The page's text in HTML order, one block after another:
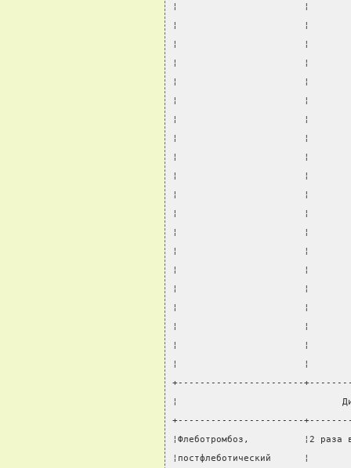
¦                       ¦
¦                       ¦
¦                       ¦
¦                       ¦
¦                       ¦
¦                       ¦
¦                       ¦
¦                       ¦
¦                       ¦
¦                       ¦
¦                       ¦
¦                       ¦
¦                       ¦
¦                       ¦
¦                       ¦
¦                       ¦
¦                       ¦
¦                       ¦
¦                       ¦
¦                       ¦
+-----------------------
¦
+-----------------------
¦Флеботромбоз,          ¦2 раза
¦постфлеботический      ¦